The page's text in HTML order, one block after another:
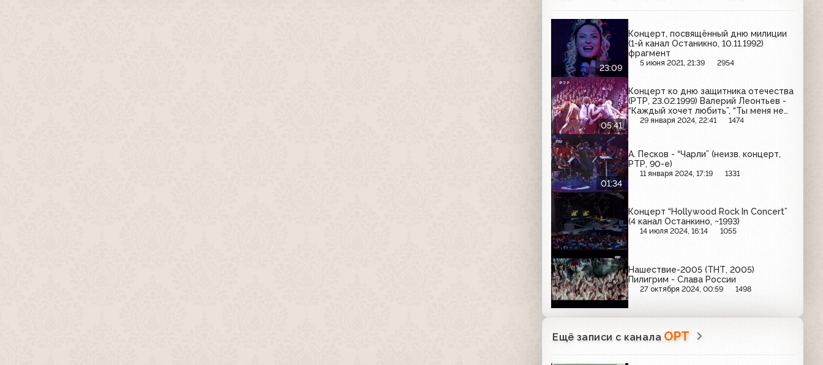
23:09
Концерт, посвящённый дню милиции
(1-й канал Останикно, 10.11.1992)
фрагмент
5 июня 2021, 21:39 2954
05:41
Концерт ко дню защитника отечества
(РТР, 23.02.1999) Валерий Леонтьев -
“Каждый хочет любить”, “Ты меня не
забывай”
29 января 2024, 22:41 1474
01:34
А. Песков - “Чарли” (неизв. концерт,
РТР, 90-е)
11 января 2024, 17:19 1331
Концерт “Hollywood Rock In Concert”
(4 канал Останкино, ~1993)
14 июля 2024, 16:14 1055
Нашествие-2005 (ТНТ, 2005)
Пилигрим - Слава России
27 октября 2024, 00:59 1498
Ещё записи с канала ОРТ